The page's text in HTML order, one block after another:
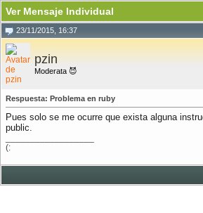
Ver Mensaje Individual
23/11/2015, 16:37
pzin
Moderata 😈
Respuesta: Problema en ruby
Pues solo se me ocurre que exista alguna
public.
(: